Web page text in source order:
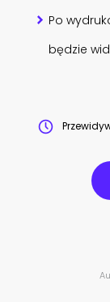
Po
będzie